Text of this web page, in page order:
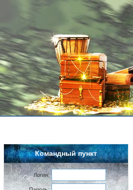
Командный пункт
Логин: